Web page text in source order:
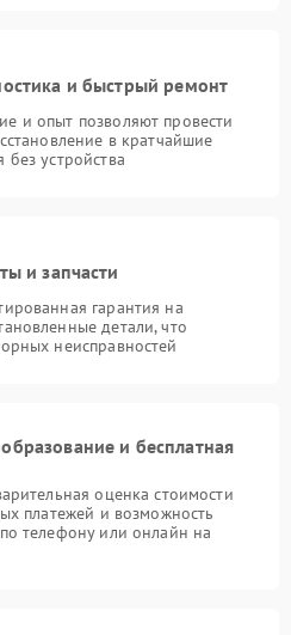
и быстрый ремонт
и опыт позволяют провести
в кратчайшие
устройства
и запчасти
гарантия на
детали, что
неисправностей
и бесплатная
оценка стоимости
платежей и возможность
телефону или онлайн на